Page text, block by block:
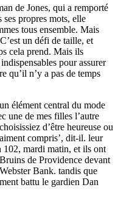
de Jones, qui a remporté
propres mots, elle
tous ensemble. Mais
un défi de taille, et
cela prend. Mais ils
pour assurer
qu’il n’y a pas de temps
élément central du mode
une de mes filles l’autre
d’être heureuse ou
compris’, dit-il. leur
102, mardi matin, et ils ont
de Providence devant
Bank. tandis que
battu le gardien Dan